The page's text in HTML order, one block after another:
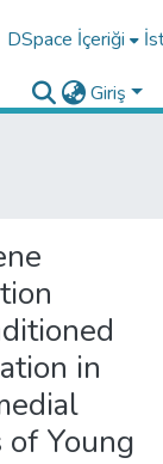
DSpace İçeriği
Giriş
in
Young